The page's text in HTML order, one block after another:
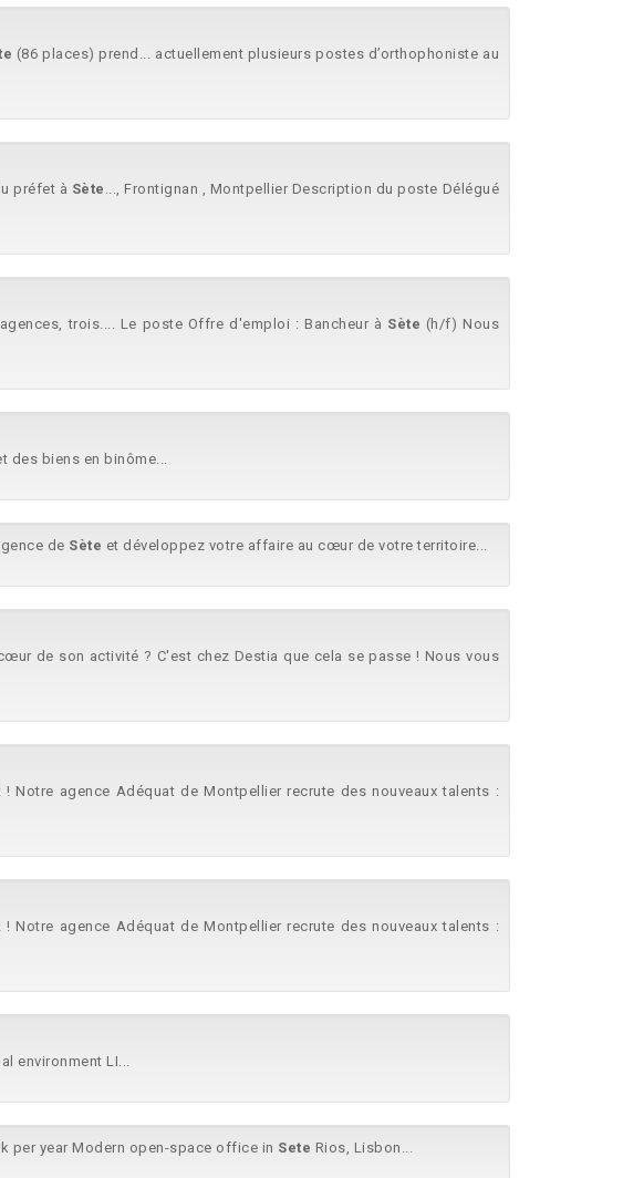
(86 places) prend... actuellement plusieurs postes d’orthophoniste au
préfet à Sète ..., Frontignan , Montpellier Description du poste Délégué
trois.... Le poste Offre d'emploi : Bancheur à Sète (h/f) Nous
des biens en binôme...
de Sète et développez votre affaire au cœur de votre territoire...
de son activité ? C'est chez Destia que cela se passe ! Nous vous
agence Adéquat de Montpellier recrute des nouveaux talents :
agence Adéquat de Montpellier recrute des nouveaux talents :
environment LI...
per year Modern open-space office in Sete Rios, Lisbon...